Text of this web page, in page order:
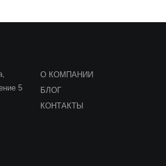
5
О КОМПАНИИ
БЛОГ
КОНТАКТЫ